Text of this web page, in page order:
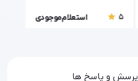
5 استعلام موجودی
پرسش و پاسخ ها